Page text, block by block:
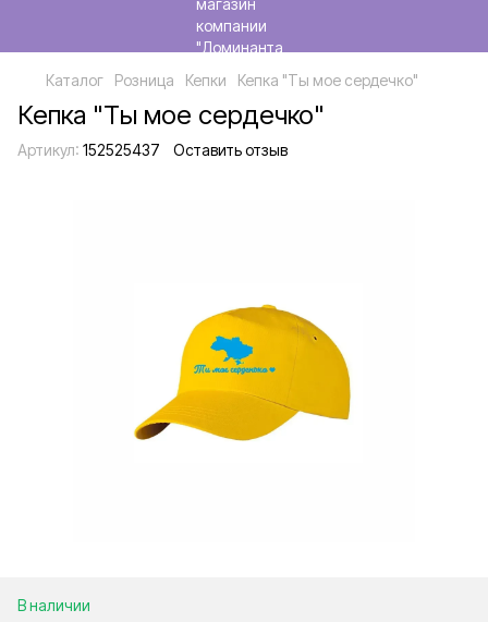
Каталог Розница Кепки Кепка "Ты мое сердечко"
Кепка "Ты мое сердечко"
Артикул: 152525437 Оставить отзыв
В наличии